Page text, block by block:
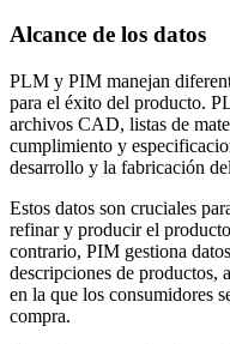
Alcance de los datos
PLM y PIM manejan
para el éxito del producto.
archivos CAD, listas de
cumplimiento y
desarrollo y la fabricación
Estos datos son cruciales
refinar y producir el
contrario, PIM gestiona
descripciones de productos,
en la que los consumidores
compra.